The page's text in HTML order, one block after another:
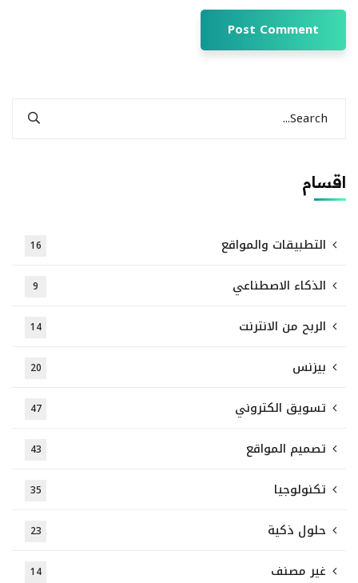
اقسام
التطبيقات والمواقع 16
الذكاء الاصطناعي 9
الربح من الانترنت 14
بيزنس 20
تسويق الكتروني 47
تصميم المواقع 43
تكنولوجيا 35
حلول ذكية 23
غير مصنف 14